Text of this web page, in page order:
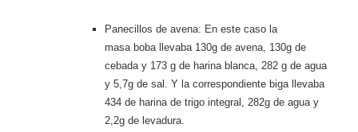
Panecillos de avena: En este caso la
masa boba llevaba 130g de avena, 130g de
cebada y 173 g de harina blanca, 282 g de agua
y 5,7g de sal. Y la correspondiente biga llevaba
434 de harina de trigo integral, 282g de agua y
2,2g de levadura.